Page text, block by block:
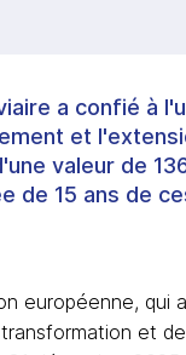
a confié à
et
valeur de
de 15 ans de
européenne, qui
et de